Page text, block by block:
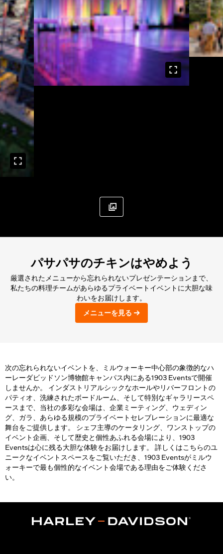
パサパサのチキンはやめよう
厳選されたメニューから忘れられないプレゼンテーションまで、
私たちの料理チームがあらゆるプライベートイベントに大胆な味
わいをお届けします。
メニューを見る
次の忘れられないイベントを、ミルウォーキー中心部の象徴的なハ
ーレーダビッドソン博物館キャンパス内にある1903 Eventsで開催
しませんか。 インダストリアルシックなホールやリバーフロントの
パティオ、洗練されたボードルーム、そして特別なギャラリースペ
ースまで、当社の多彩な会場は、企業ミーティング、ウェディン
グ、ガラ、あらゆる規模のプライベートセレブレーションに最適な
舞台をご提供します。 シェフ主導のケータリング、ワンストップの
イベント企画、そして歴史と個性あふれる会場により、1903
Eventsは心に残る大胆な体験をお届けします。 詳しくはこちらのユ
ニークなイベントスペースをご覧いただき、1903 Eventsがミルウ
ォーキーで最も個性的なイベント会場である理由をご体験くださ
い。